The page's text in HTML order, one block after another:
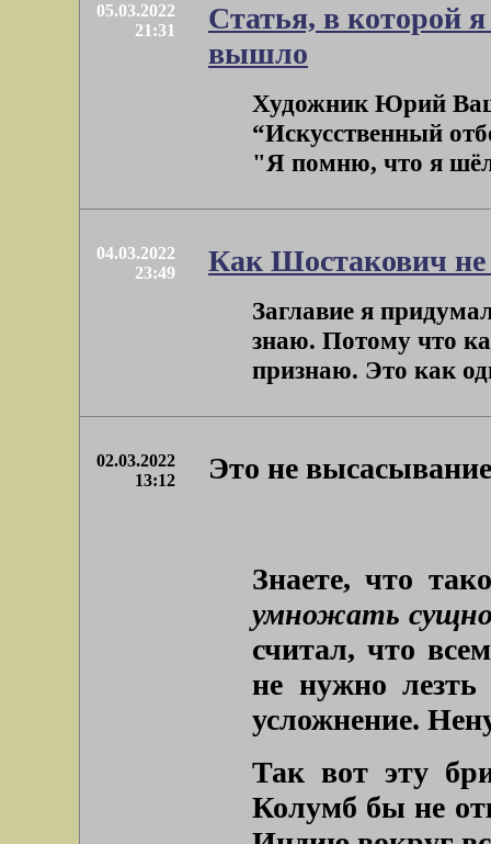
05.03.2022
21:31
Статья, в которой
вышло
Художник Юрий
“Искусственный
"Я помню, что я шёл
04.03.2022
23:49
Как Шостакович не
Заглавие я
знаю. Потому что
признаю. Это как
02.03.2022
13:12
Это не
Знаете, что
умножать
считал, что
не нужно лезть
усложнение.
Так вот эту
Колумб бы не